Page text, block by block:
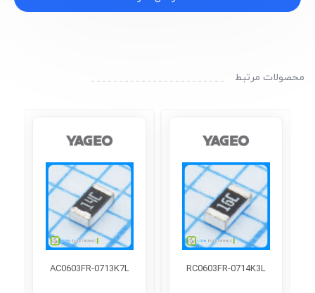
محصولات مرتبط
RC0603FR-0714K3L
AC0603FR-0713K7L